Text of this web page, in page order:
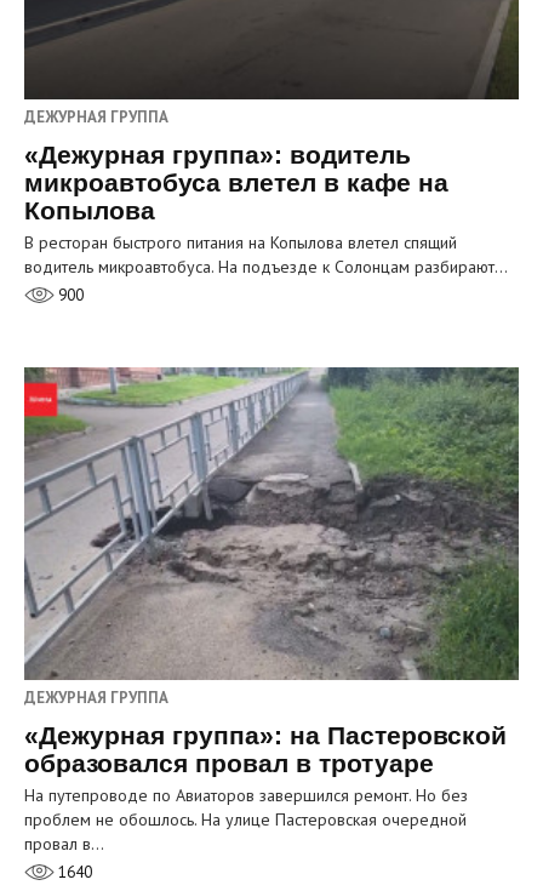
ДЕЖУРНАЯ ГРУППА
«Дежурная группа»: водитель
микроавтобуса влетел в кафе на
Копылова
В ресторан быстрого питания на Копылова влетел спящий
водитель микроавтобуса. На подъезде к Солонцам разбирают…
900
ДЕЖУРНАЯ ГРУППА
«Дежурная группа»: на Пастеровской
образовался провал в тротуаре
На путепроводе по Авиаторов завершился ремонт. Но без
проблем не обошлось. На улице Пастеровская очередной
провал в…
1640